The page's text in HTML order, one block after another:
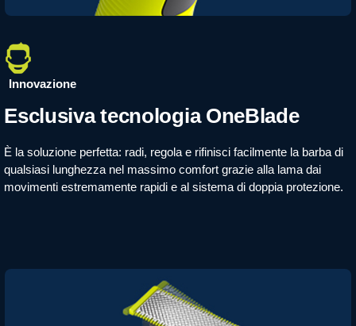
Innovazione​
Esclusiva tecnologia OneBlade
È la soluzione perfetta: radi, regola e rifinisci facilmente la barba di
qualsiasi lunghezza nel massimo comfort grazie alla lama dai
movimenti estremamente rapidi e al sistema di doppia protezione.